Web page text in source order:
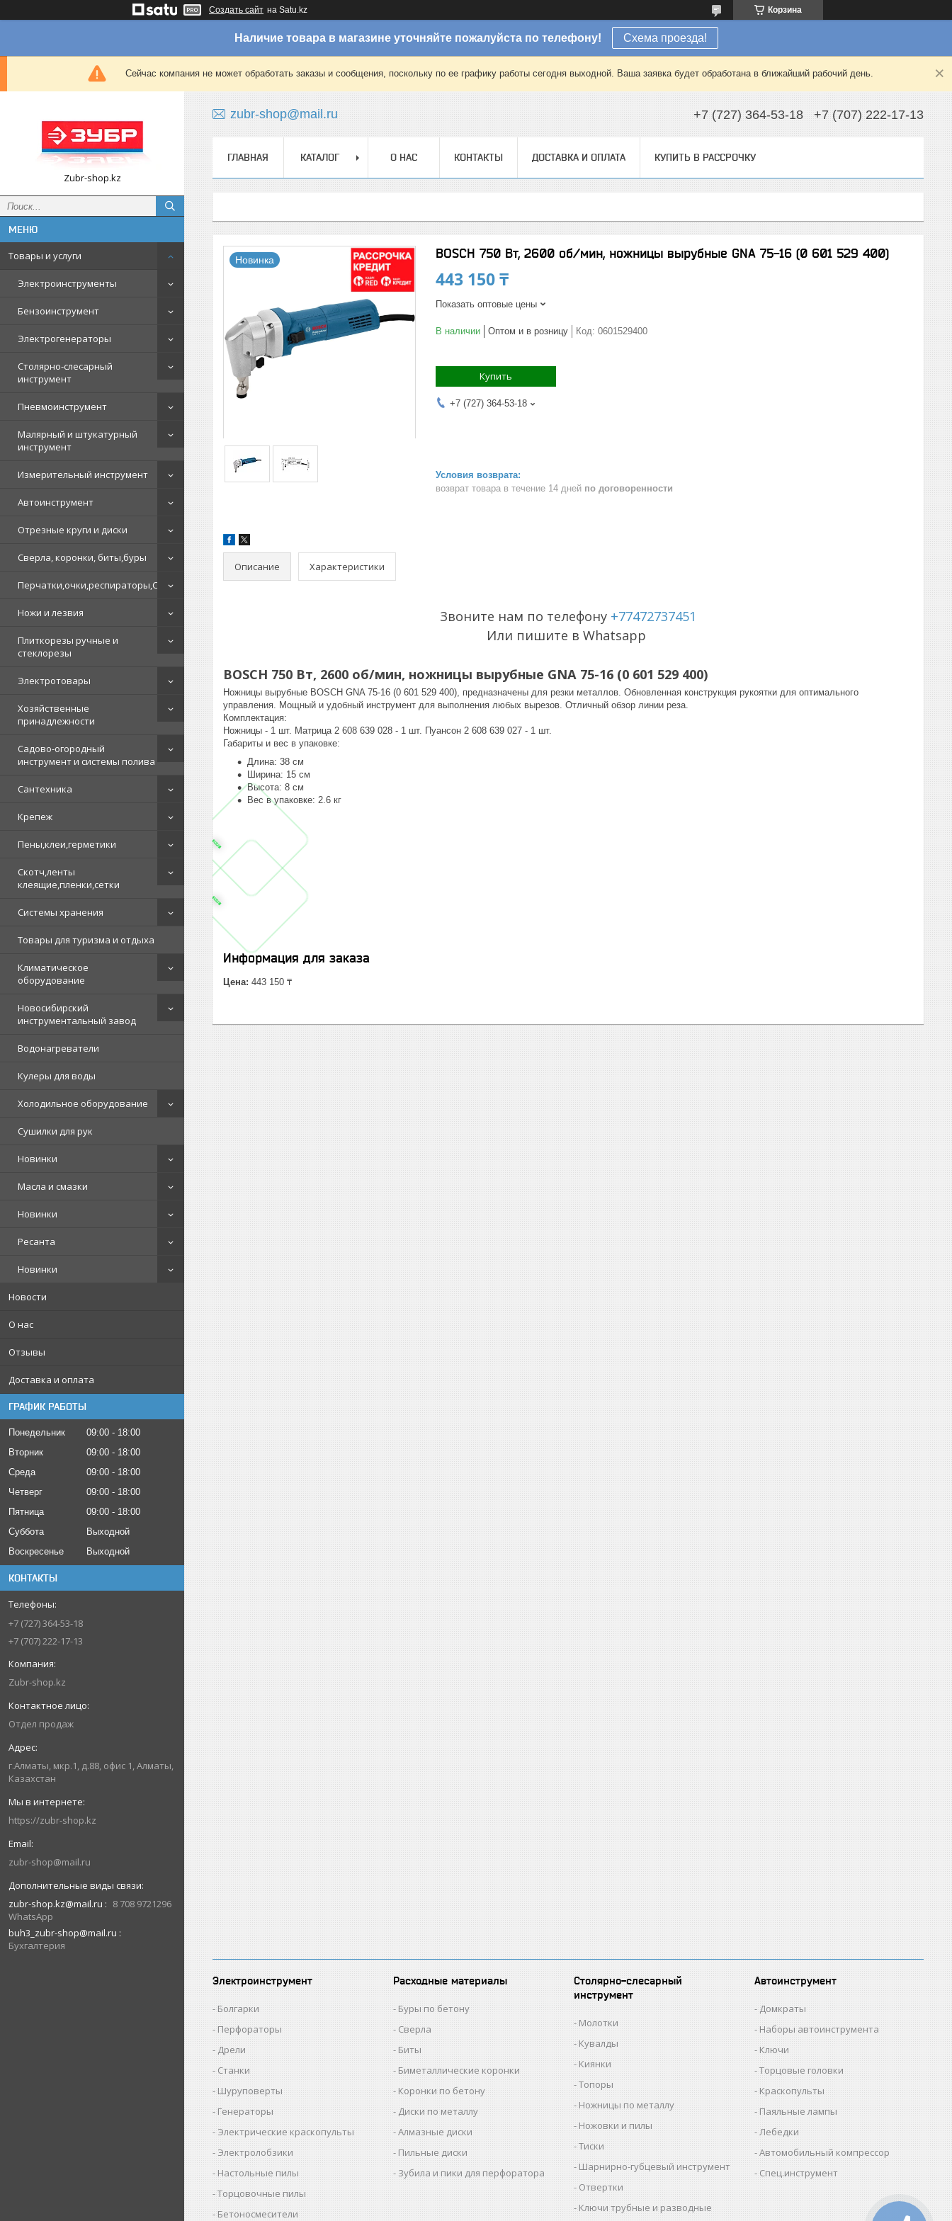
Создать сайт на Satu.kz Корзина
Наличие товара в магазине уточняйте пожалуйста по телефону! Схема проезда!
Сейчас компания не может обработать заказы и сообщения, поскольку по ее графику работы сегодня выходной. Ваша заявка будет обработана в ближайший рабочий день.
Zubr-shop.kz
Товары и услуги
Электроинструменты
Бензоинструмент
Электрогенераторы
Столярно-слесарный
инструмент
Пневмоинструмент
Малярный и штукатурный
инструмент
Измерительный инструмент
Автоинструмент
Отрезные круги и диски
Сверла, коронки, биты,буры
Перчатки,очки,респираторы,СИЗ
Ножи и лезвия
Плиткорезы ручные и
стеклорезы
Электротовары
Хозяйственные
принадлежности
Садово-огородный
инструмент и системы полива
Сантехника
Крепеж
Пены,клеи,герметики
Скотч,ленты
клеящие,пленки,сетки
Системы хранения
Товары для туризма и отдыха
Климатическое
оборудование
Новосибирский
инструментальный завод
Водонагреватели
Кулеры для воды
Холодильное оборудование
Сушилки для рук
Новинки
Масла и смазки
Новинки
Ресанта
Новинки
Новости
О нас
Отзывы
Доставка и оплата
ГРАФИК РАБОТЫ
Понедельник 09:00
18:00
Вторник
09:00
18:00
Среда
09:00
18:00
Четверг
09:00
18:00
Пятница
09:00
18:00
Суббота
Выходной
Воскресенье
Выходной
КОНТАКТЫ
+7 (727) 364-53-18
+7 (707) 222-17-13
Zubr-shop.kz
Отдел продаж
г.Алматы, мкр.1, д.88, офис 1, Алматы,
Казахстан
https://zubr-shop.kz
zubr-shop@mail.ru
zubr-shop.kz@mail.ru
8 708 9721296
WhatsApp
buh3_zubr-shop@mail.ru
Бухгалтерия
zubr-shop@mail.ru +7 (727) 364-53-18 +7 (707) 222-17-13
ГЛАВНАЯ КАТАЛОГ О НАС КОНТАКТЫ ДОСТАВКА И ОПЛАТА КУПИТЬ В РАССРОЧКУ
Новинка BOSCH 750 Bт, 2600 об/мин, ножницы вырубные GNA 75-16 (0 601 529 400)
443 150 ₸
Показать оптовые цены
В наличии Оптом и в розницу Код: 0601529400
Купить
+7 (727) 364-53-18
возврат товара в течение 14 дней по договоренности
Описание Характеристики
Звоните нам по телефону +77472737451
Или пишите в Whatsapp
BOSCH 750 Bт, 2600 об/мин, ножницы вырубные GNA 75-16 (0 601 529 400)
Ножницы вырубные BOSCH GNA 75-16 (0 601 529 400), предназначены для резки металлов. Обновленная конструкция рукоятки для оптимального
управления. Мощный и удобный инструмент для выполнения любых вырезов. Отличный обзор линии реза.
Комплектация:
Ножницы - 1 шт. Матрица 2 608 639 028 - 1 шт. Пуансон 2 608 639 027 - 1 шт.
Габариты и вес в упаковке:
Длина: 38 см
Ширина: 15 см
Высота: 8 см
Вес в упаковке: 2.6 кг
Информация для заказа
Цена: 443 150 ₸
Электроинструмент
Болгарки
Перфораторы
Дрели
Станки
Шуруповерты
Генераторы
Электрические краскопульты
Электролобзики
Настольные пилы
Торцовочные пилы
Бетоносмесители
Расходные материалы
Буры по бетону
Сверла
Биты
Биметаллические коронки
Коронки по бетону
Диски по металлу
Алмазные диски
Пильные диски
Зубила и пики для перфоратора
Столярно-слесарный
инструмент
Молотки
Кувалды
Киянки
Топоры
Ножницы по металлу
Ножовки и пилы
Тиски
Шарнирно-губцевый инструмент
Отвертки
Ключи трубные и разводные
Автоинструмент
Домкраты
Наборы автоинструмента
Ключи
Торцовые головки
Краскопульты
Паяльные лампы
Лебедки
Автомобильный компрессор
Спец.инструмент